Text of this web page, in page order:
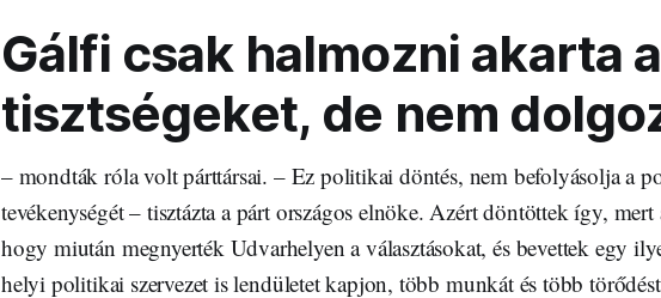
Gálfi csak halmozni akarta a
tisztségeket, de nem
– mondták róla volt párttársai. – Ez politikai döntés, nem befolyásolja a
tevékenységét – tisztázta a párt országos elnöke. Azért döntöttek így, mert
hogy miután megnyerték Udvarhelyen a választásokat, és bevettek egy
helyi politikai szervezet is lendületet kapjon, több munkát és több